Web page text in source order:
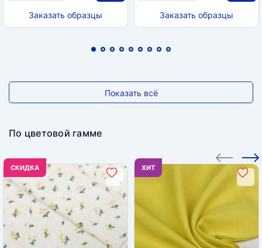
Заказать образцы Заказать образцы
Показать всё
По цветовой гамме
CКИДКА ХИТ